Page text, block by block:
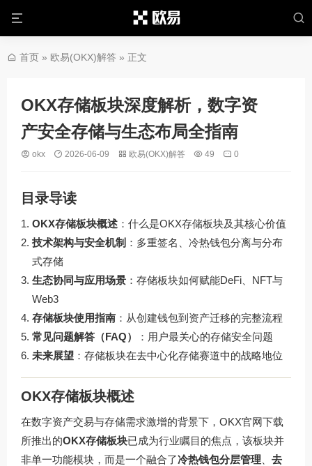
首页 » 欧易(OKX)解答 » 正文
OKX存储板块深度解析，数字资
产安全存储与生态布局全指南
okx 2026-06-09 欧易(OKX)解答 49 0
目录导读
OKX存储板块概述 ：什么是OKX存储板块及其核心价值
技术架构与安全机制 ：多重签名、冷热钱包分离与分布
式存储
生态协同与应用场景 ：存储板块如何赋能DeFi、NFT与
Web3
存储板块使用指南 ：从创建钱包到资产迁移的完整流程
常见问题解答（FAQ）
：用户最关心的存储安全问题
未来展望 ：存储板块在去中心化存储赛道中的战略地位
OKX存储板块概述
在数字资产交易与存储需求激增的背景下， OKX官网下载
所推出的OKX存储板块已成为行业瞩目的焦点，该板块并
非单一功能模块，而是一个融合了冷热钱包分层管理
去